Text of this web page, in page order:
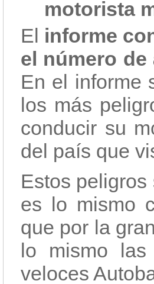
motorista
El informe
el número
En el informe
los más
conducir su
del país que
Estos
es lo mismo
que por la
lo mismo
veloces